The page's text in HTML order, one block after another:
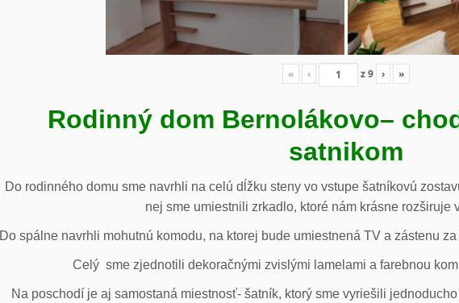
« ‹ z9 › »
Rodinný dom Bernolákovo–
satnikom
Do rodinného domu sme navrhli na celú dĺžku steny vo vstupe šatníkovú
nej sme umiestnili zrkadlo, ktoré nám krásne rozširuje
Do spálne navrhli mohutnú komodu, na ktorej bude umiestnená TV a zástenu
Celý sme zjednotili dekoračnými zvislými lamelami a farebnou
Na poschodí je aj samostaná miestnosť- šatník, ktorý sme vyriešili